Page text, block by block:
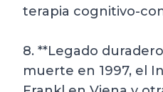
terapia cognitivo-
8. **Legado
muerte en 1997, el